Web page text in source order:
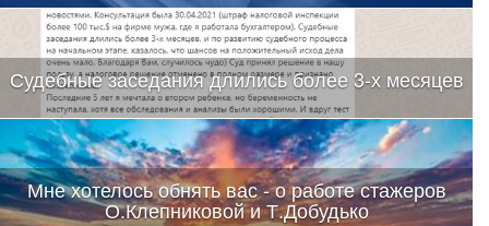
Судебные заседания длились более 3-х месяцев
Мне хотелось обнять вас - о работе стажеров
О.Клепниковой и Т.Добудько